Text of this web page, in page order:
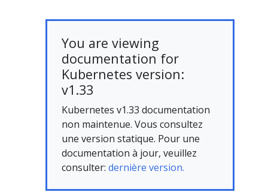
You are viewing
documentation for
Kubernetes version:
v1.33
Kubernetes v1.33 documentation
non maintenue. Vous consultez
une version statique. Pour une
documentation à jour, veuillez
consulter: dernière version.